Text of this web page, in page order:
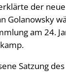
der neue
Golanowsky
am 24.
Satzung des